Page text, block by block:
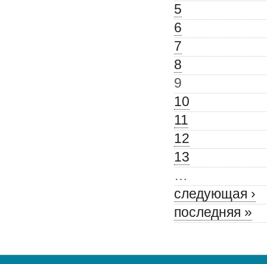
5
6
7
8
9
10
11
12
13
…
следующая ›
последняя »